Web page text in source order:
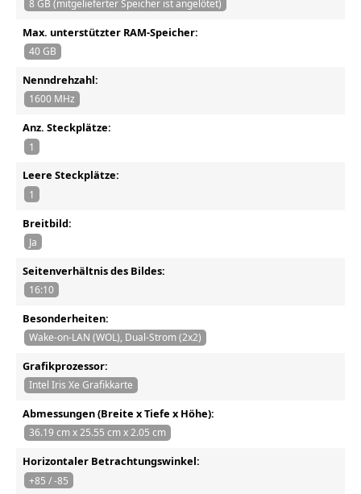
8 GB (mitgelieferter Speicher ist angelötet)
Max. unterstützter RAM-Speicher:
40 GB
Nenndrehzahl:
1600 MHz
Anz. Steckplätze:
1
Leere Steckplätze:
1
Breitbild:
Ja
Seitenverhältnis des Bildes:
16:10
Besonderheiten:
Wake-on-LAN (WOL), Dual-Strom (2x2)
Grafikprozessor:
Intel Iris Xe Grafikkarte
Abmessungen (Breite x Tiefe x Höhe):
36.19 cm x 25.55 cm x 2.05 cm
Horizontaler Betrachtungswinkel:
+85 / -85